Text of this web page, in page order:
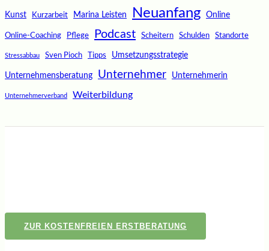
Kunst Kurzarbeit Marina Leisten Neuanfang Online
Online-Coaching Pflege Podcast Scheitern Schulden Standorte
Stressabbau Sven Pioch Tipps Umsetzungsstrategie
Unternehmensberatung Unternehmer Unternehmerin
Unternehmerverband Weiterbildung
ZUR KOSTENFREIEN ERSTBERATUNG